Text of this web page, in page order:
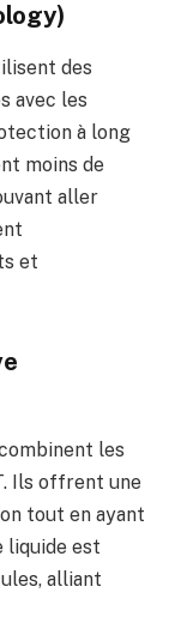
des
avec les
à long
moins de
aller
et
les
Ils offrent une
tout en ayant
liquide est
alliant